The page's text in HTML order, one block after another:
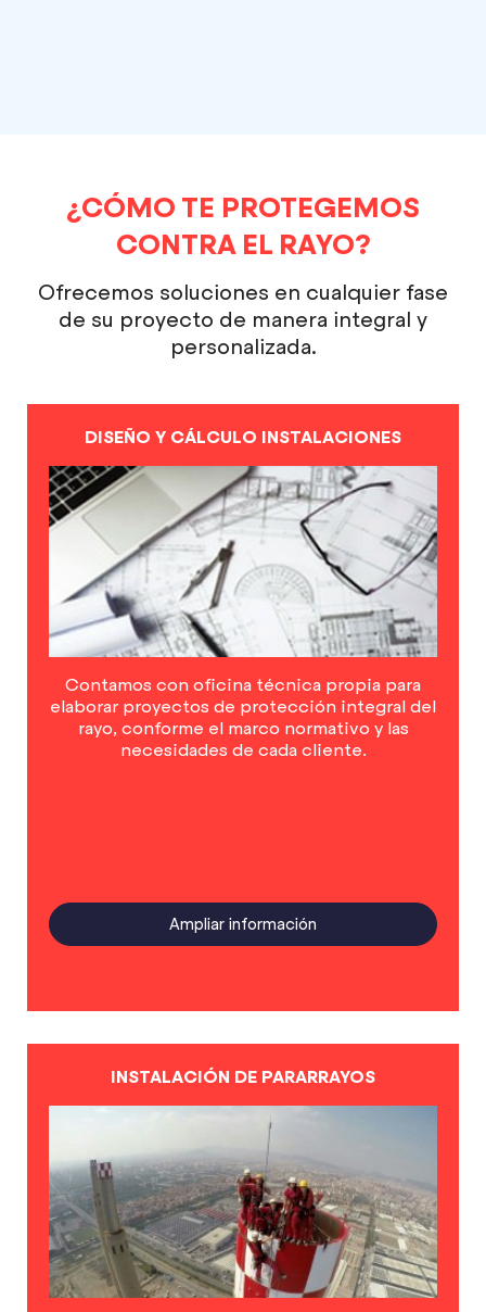
¿CÓMO TE PROTEGEMOS
CONTRA EL RAYO?
Ofrecemos soluciones en cualquier fase
de su proyecto de manera integral y
personalizada.
DISEÑO Y CÁLCULO INSTALACIONES
Contamos con oficina técnica propia para
elaborar proyectos de protección integral del
rayo, conforme el marco normativo y las
necesidades de cada cliente.
Ampliar información
INSTALACIÓN DE PARARRAYOS